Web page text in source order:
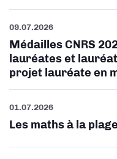
09.07.2026
Médailles CNRS
lauréates et
projet lauréate en
01.07.2026
Les maths à la plage